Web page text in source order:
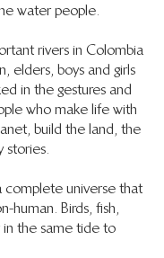
water people.
rivers in Colombia
elders, boys and girls
in the gestures and
who make life with
build the land, the
stories.
complete universe that
human. Birds, fish,
the same tide to